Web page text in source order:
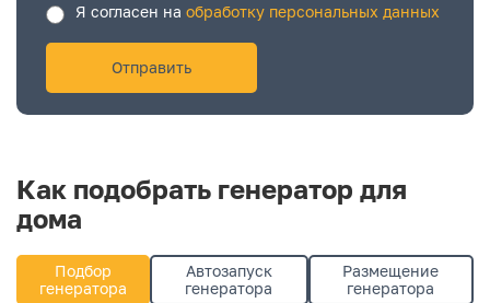
Я согласен на обработку персональных данных
Как подобрать генератор для
дома
Подбор
генератора
Автозапуск
генератора
Размещение
генератора